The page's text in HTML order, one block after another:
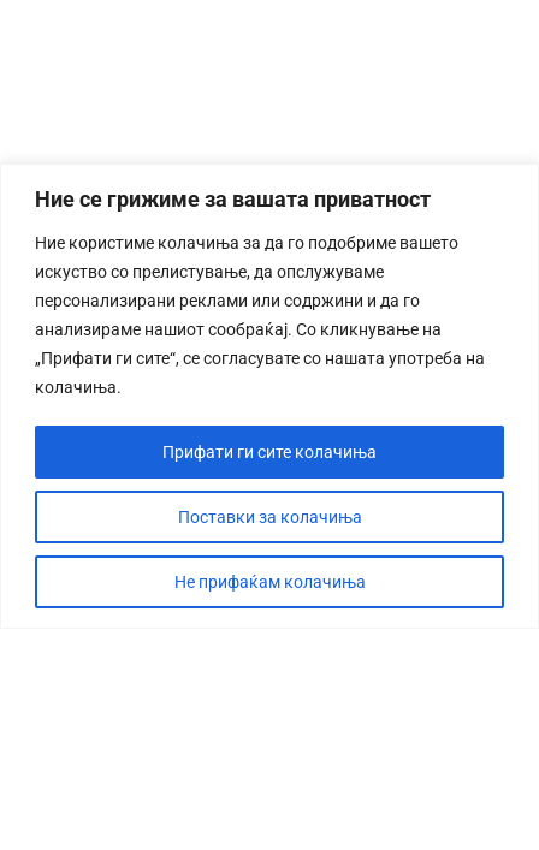
Ние се грижиме за вашата приватност
Ние користиме колачиња за да го подобриме вашето
искуство со прелистување, да опслужуваме
персонализирани реклами или содржини и да го
анализираме нашиот сообраќај. Со кликнување на
„Прифати ги сите“, се согласувате со нашата употреба на
колачиња.
Поставки за колачиња
Не прифаќам колачиња
Прифати ги сите колачиња
СТОРИЈА
ДЕБАТА